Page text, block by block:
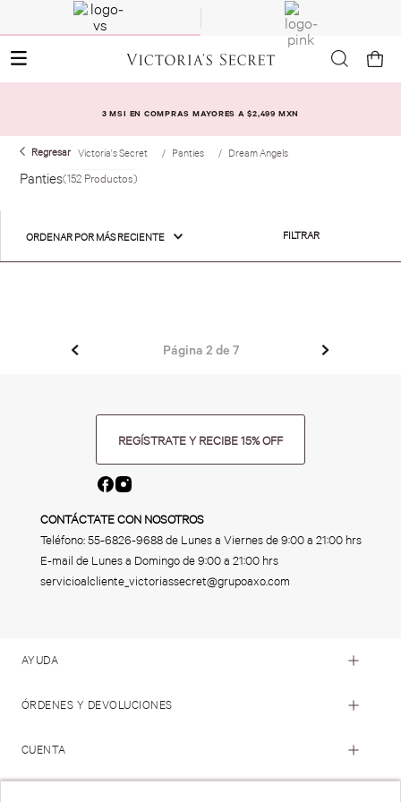
3 MSI EN COMPRAS MAYORES A $2,499 MXN
Victoria's Secret Panties Dream Angels
Panties 152 Productos
ORDENAR POR MÁS RECIENTE FILTRAR
Página 2 de 7
REGÍSTRATE Y RECIBE 15% OFF
CONTÁCTATE CON NOSOTROS
Teléfono:55-6826-9688de Lunes a Viernes de 9:00 a 21:00 hrs
E-mail de Lunes a Domingo de 9:00 a 21:00 hrs
servicioalcliente_victoriassecret@grupoaxo.com
AYUDA
ÓRDENES Y DEVOLUCIONES
CUENTA